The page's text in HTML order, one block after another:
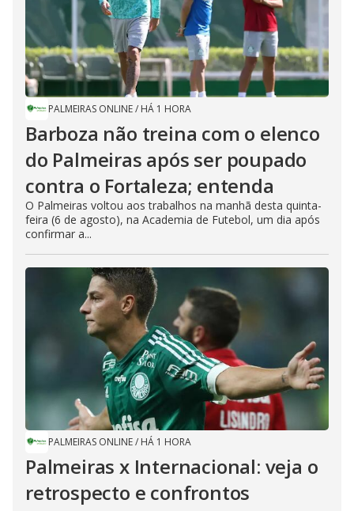
PALMEIRAS ONLINE/ HÁ 1 HORA
Barboza não treina com o elenco
do Palmeiras após ser poupado
contra o Fortaleza; entenda
O Palmeiras voltou aos trabalhos na manhã desta quinta-
feira (6 de agosto), na Academia de Futebol, um dia após
confirmar a...
PALMEIRAS ONLINE/ HÁ 1 HORA
Palmeiras x Internacional: veja o
retrospecto e confrontos